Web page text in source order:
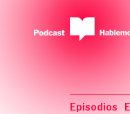
Episodios